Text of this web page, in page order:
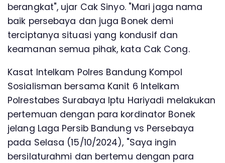
berangkat", ujar Cak Sinyo. "Mari jaga nama
baik persebaya dan juga Bonek demi
terciptanya situasi yang kondusif dan
keamanan semua pihak, kata Cak Cong.
Kasat Intelkam Polres Bandung Kompol
Sosialisman bersama Kanit 6 Intelkam
Polrestabes Surabaya Iptu Hariyadi melakukan
pertemuan dengan para kordinator Bonek
jelang Laga Persib Bandung vs Persebaya
pada Selasa (15/10/2024), "Saya ingin
bersilaturahmi dan bertemu dengan para